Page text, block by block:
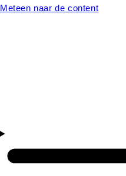
Meteen naar de content